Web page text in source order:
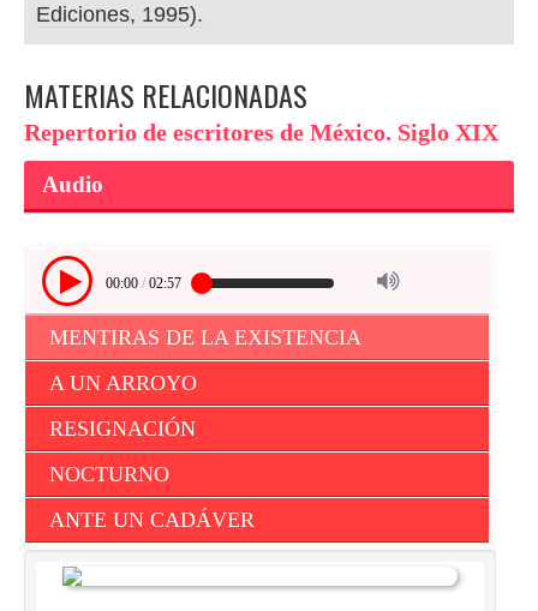
Ediciones, 1995).
MATERIAS RELACIONADAS
Repertorio de escritores de México. Siglo XIX
Audio
00:00 / 02:57
MENTIRAS DE LA EXISTENCIA
A UN ARROYO
RESIGNACIÓN
NOCTURNO
ANTE UN CADÁVER